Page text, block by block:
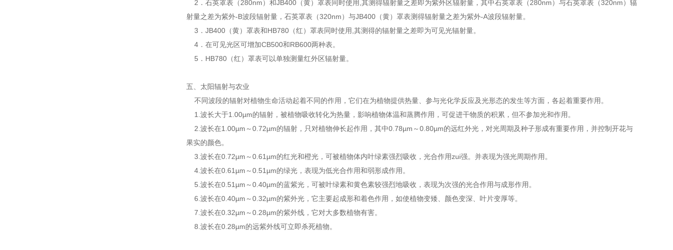
2．石英罩表（280nm）和JB400（黄）罩表同时使用,其测得辐射量之差即为紫外区辐射量，其中石英罩表（280nm）与石英罩表（320nm）辐
射量之差为紫外-B波段辐射量，石英罩表（320nm）与JB400（黄）罩表测得辐射量之差为紫外-A波段辐射量。
3．JB400（黄）罩表和HB780（红）罩表同时使用,其测得的辐射量之差即为可见光辐射量。
4．在可见光区可增加CB500和RB600两种表。
5．HB780（红）罩表可以单独测量红外区辐射量。
五、太阳辐射与农业
不同波段的辐射对植物生命活动起着不同的作用，它们在为植物提供热量、参与光化学反应及光形态的发生等方面，各起着重要作用。
1.波长大于1.00µm的辐射，被植物吸收转化为热量，影响植物体温和蒸腾作用，可促进干物质的积累，但不参加光和作用。
2.波长在1.00µm～0.72µm的辐射，只对植物伸长起作用，其中0.78µm～0.80µm的远红外光，对光周期及种子形成有重要作用，并控制开花与
果实的颜色。
3.波长在0.72µm～0.61µm的红光和橙光，可被植物体内叶绿素强烈吸收，光合作用zui强。并表现为强光周期作用。
4.波长在0.61µm～0.51µm的绿光，表现为低光合作用和弱形成作用。
5.波长在0.51µm～0.40µm的蓝紫光，可被叶绿素和黄色素较强烈地吸收，表现为次强的光合作用与成形作用。
6.波长在0.40µm～0.32µm的紫外光，它主要起成形和着色作用，如使植物变矮、颜色变深、叶片变厚等。
7.波长在0.32µm～0.28µm的紫外线，它对大多数植物有害。
8.波长在0.28µm的远紫外线可立即杀死植物。